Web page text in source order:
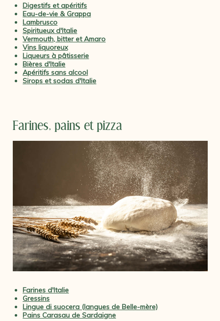
Digestifs et apéritifs
Eau-de-vie & Grappa
Lambrusco
Spiritueux d'Italie
Vermouth, bitter et Amaro
Vins liquoreux
Liqueurs à pâtisserie
Bières d'Italie
Apéritifs sans alcool
Sirops et sodas d'Italie
Farines, pains et pizza
Farines d'Italie
Gressins
Lingue di suocera (langues de Belle-mère)
Pains Carasau de Sardaigne